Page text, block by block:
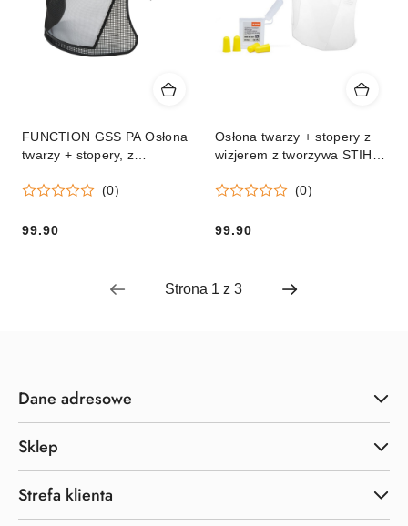
FUNCTION GSS PA Osłona
twarzy + stopery, z
(0)
Cena:
99.90
Osłona twarzy + stopery z
wizjerem z tworzywa STIHL
(0)
Cena:
99.90
Dane adresowe
Sklep
Strefa klienta